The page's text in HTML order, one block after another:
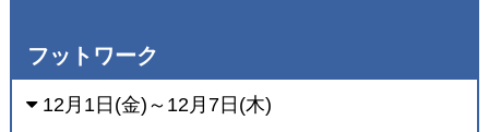
フットワーク
12月1日(金)～12月7日(木)